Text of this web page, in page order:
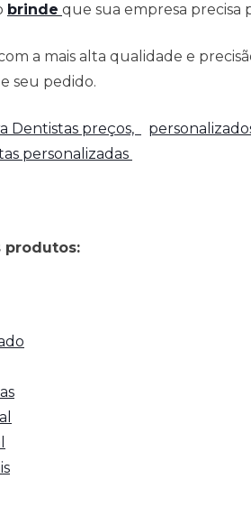
brinde que sua empresa precisa
a mais alta qualidade e
seu pedido.
Dentistas preços,
personalizadas
produtos: